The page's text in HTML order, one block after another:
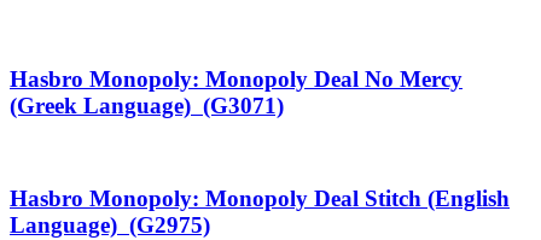
Hasbro Monopoly: Monopoly Deal No Mercy
(Greek Language) (G3071)
Hasbro Monopoly: Monopoly Deal Stitch (English
Language) (G2975)